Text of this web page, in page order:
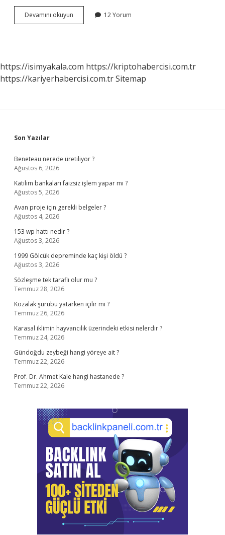
Devamını okuyun
Sabun
12 Yorum
https://isimyakala.com https://kriptohabercisi.com.tr
https://kariyerhabercisi.com.trSitemap
Sidebar
Son Yazılar
Beneteau nerede üretiliyor ?
Ağustos 6, 2026
Katılım bankaları faizsiz işlem yapar mı ?
Ağustos 5, 2026
Avan proje için gerekli belgeler ?
Ağustos 4, 2026
153 wp hattı nedir ?
Ağustos 3, 2026
1999 Gölcük depreminde kaç kişi öldü ?
Ağustos 3, 2026
Sözleşme tek taraflı olur mu ?
Temmuz 28, 2026
Kozalak şurubu yatarken içilir mi ?
Temmuz 26, 2026
Karasal iklimin hayvancılık üzerindeki etkisi nelerdir ?
Temmuz 24, 2026
Gündoğdu zeybeği hangi yöreye ait ?
Temmuz 22, 2026
Prof. Dr. Ahmet Kale hangi hastanede ?
Temmuz 22, 2026